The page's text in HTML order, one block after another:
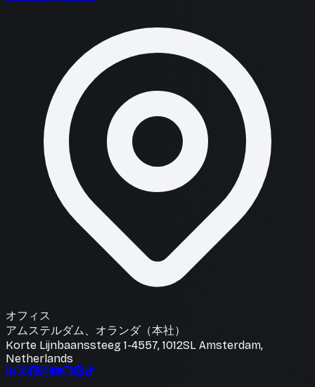
オフィス
アムステルダム、オランダ（本社）
Korte Lijnbaanssteeg 1-4557, 1012SL Amsterdam,
Netherlands